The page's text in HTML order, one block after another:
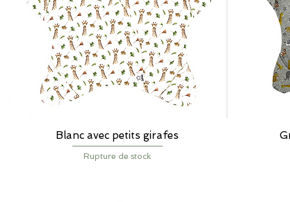
Aperçu rapide
Blanc avec petits girafes
Rupture de stock